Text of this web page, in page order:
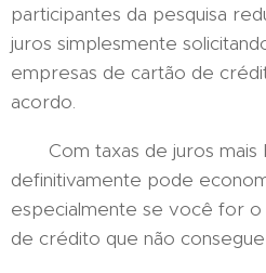
participantes da pesquisa
juros simplesmente
empresas de cartão de
acordo.
Com taxas de juros mais
definitivamente pode
especialmente se você for
de crédito que não